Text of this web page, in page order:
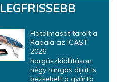
LEGFRISSEBB
Hatalmasat tarolt a
Rapala az ICAST
2026
horgászkiállításon:
négy rangos díjat is
bezsebelt a gyártó